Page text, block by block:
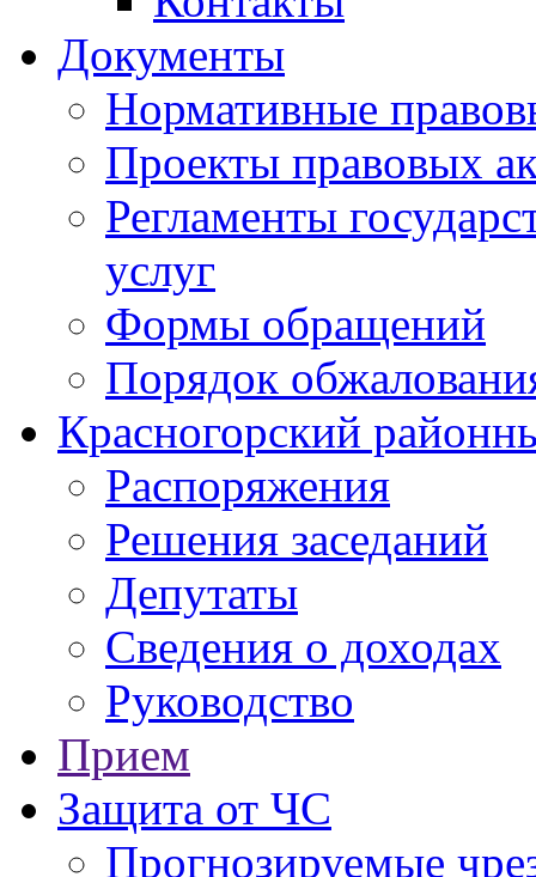
Документы
Нормативные
Проекты правовых
Регламенты
услуг
Формы обращений
Порядок
Красногорский
Распоряжения
Решения заседаний
Депутаты
Сведения о доходах
Руководство
Прием
Защита от ЧС
Прогнозируемые